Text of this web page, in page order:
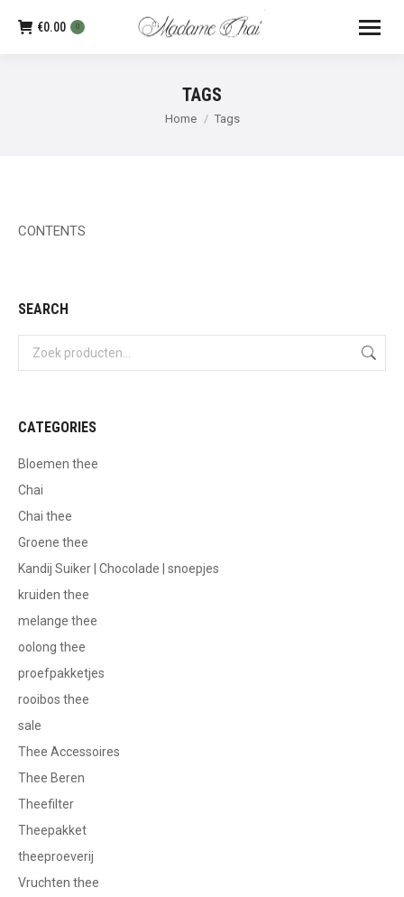
€0.00 0
TAGS
Je bent hier:
Home Tags
CONTENTS
SEARCH
CATEGORIES
Bloemen thee
Chai
Chai thee
Groene thee
Kandij Suiker | Chocolade | snoepjes
kruiden thee
melange thee
oolong thee
proefpakketjes
rooibos thee
sale
Thee Accessoires
Thee Beren
Theefilter
Theepakket
theeproeverij
Vruchten thee